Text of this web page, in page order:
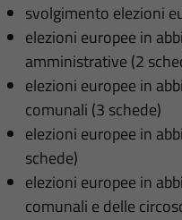
svolgimento elezioni
elezioni europee in
amministrative (2
elezioni europee in
comunali (3 schede)
elezioni europee in
schede)
elezioni europee in
comunali e delle